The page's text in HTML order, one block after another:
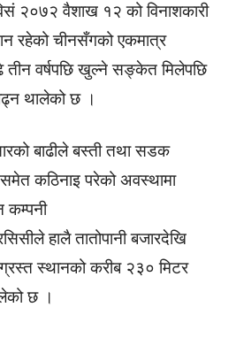
२०७२ वैशाख १२ को विनाशकारी
रहेको चीनसँगको एकमात्र
तीन वर्षपछि खुल्ने सङ्केत मिलेपछि
थालेको छ ।
बाढीले बस्ती तथा सडक
कठिनाइ परेको अवस्थामा
कम्पनी
हालै तातोपानी बजारदेखि
स्थानको करीब २३० मिटर
छ ।